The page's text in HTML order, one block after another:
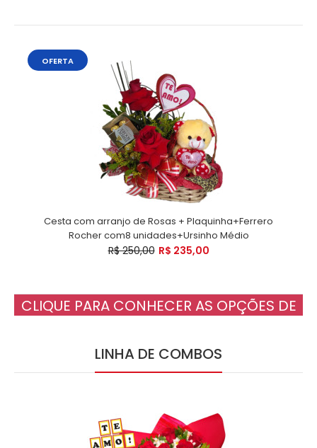
OFERTA
Cesta com arranjo de Rosas + Plaquinha+Ferrero
Rocher com8 unidades+Ursinho Médio
R$ 250,00 R$ 235,00
CLIQUE PARA CONHECER AS OPÇÕES DE
LINHA DE COMBOS